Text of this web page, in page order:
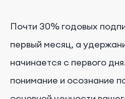
Почти 30% годовых
первый месяц, а
начинается с первого
понимание и осознание